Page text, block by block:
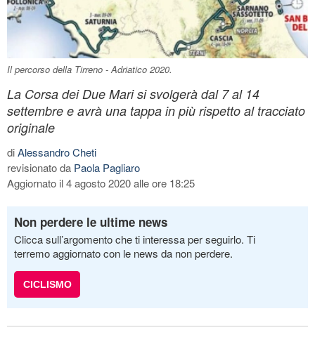
Il percorso della Tirreno - Adriatico 2020.
La Corsa dei Due Mari si svolgerà dal 7 al 14
settembre e avrà una tappa in più rispetto al tracciato
originale
diAlessandro Cheti
revisionato da Paola Pagliaro
Aggiornato il 4 agosto 2020 alle ore 18:25
Non perdere le ultime news
Clicca sull’argomento che ti interessa per seguirlo. Ti
terremo aggiornato con le news da non perdere.
CICLISMO